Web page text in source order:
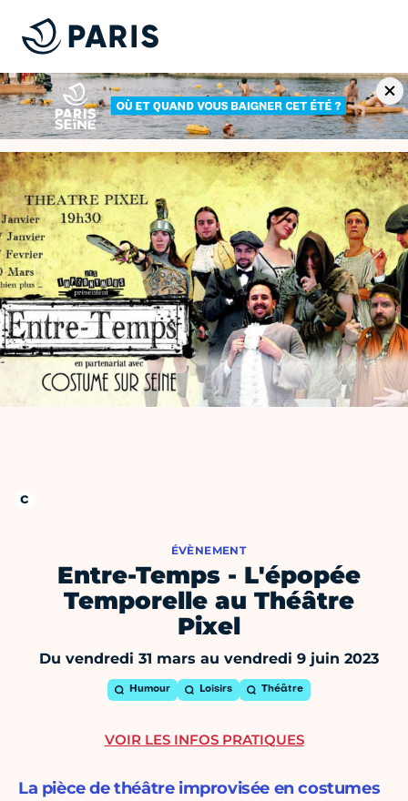
ÉVÈNEMENT
Entre-Temps - L'épopée
Temporelle au Théâtre
Pixel
Du vendredi 31 mars au vendredi 9 juin 2023
Humour Loisirs Théâtre
La pièce de théâtre improvisée en costumes
VOIR LES INFOS PRATIQUES